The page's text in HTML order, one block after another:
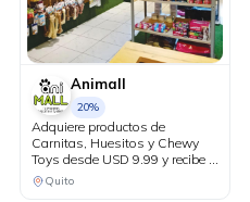
Animall
20%
Adquiere productos de
Carnitas, Huesitos y Chewy
Toys desde USD 9.99 y recibe el
20% de descuento en tu factura
al pagar con tu tarjeta Diners
Quito